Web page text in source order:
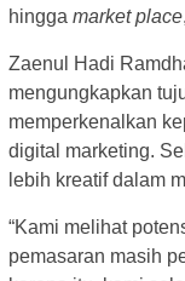
hingga market place
Zaenul Hadi
mengungkapkan
memperkenalkan
digital marketing.
lebih kreatif dalam
“Kami melihat
pemasaran masih